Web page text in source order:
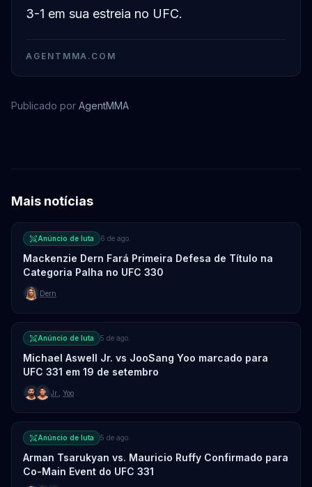
3-1 em sua estreia no UFC.
AGENTMMA.COM
Publicado por AgentMMA
Mais notícias
Anúncio de luta 6 de ago.
Mackenzie Dern Fará Primeira Defesa de Título na
Categoria Palha no UFC 330
Dern
Anúncio de luta 5 de ago.
Michael Aswell Jr. vs JooSang Yoo marcado para
UFC 331 em 19 de setembro
Jr. Yoo
Anúncio de luta 5 de ago.
Arman Tsarukyan vs. Mauricio Ruffy Confirmado para
Co-Main Event do UFC 331